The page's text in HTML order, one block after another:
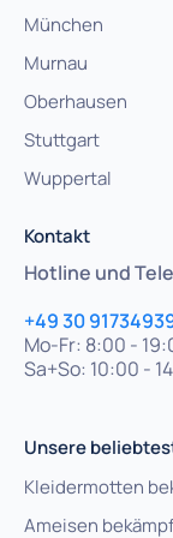
München
Murnau
Oberhausen
Stuttgart
Wuppertal
Kontakt
Hotline und
+49 30
Mo-Fr: 8:00 -
Sa+So: 10:00 -
Unsere
Kleidermotten
Ameisen